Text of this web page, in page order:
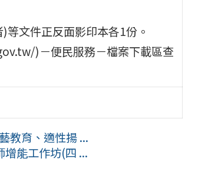
文件正反面影印本各1份。
)－便民服務－檔案下載區查
教育、適性揚 ...
能工作坊(四 ...